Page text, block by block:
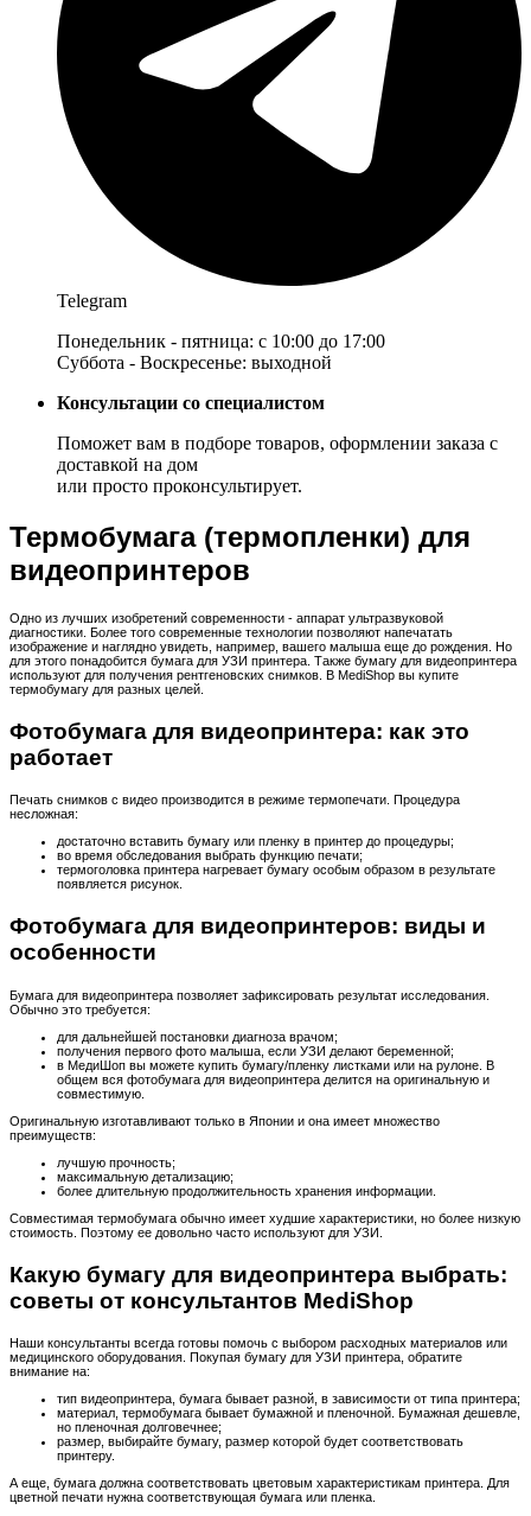
Telegram
Понедельник - пятница: с 10:00 до 17:00
Суббота - Воскресенье: выходной
Консультации со специалистом
Поможет вам в подборе товаров, оформлении заказа с
доставкой на дом
или просто проконсультирует.
Термобумага (термопленки) для
видеопринтеров
Одно из лучших изобретений современности - аппарат ультразвуковой
диагностики. Более того современные технологии позволяют напечатать
изображение и наглядно увидеть, например, вашего малыша еще до рождения. Но
для этого понадобится бумага для УЗИ принтера. Также бумагу для видеопринтера
используют для получения рентгеновских снимков. В MediShop вы купите
термобумагу для разных целей.
Фотобумага для видеопринтера: как это
работает
Печать снимков с видео производится в режиме термопечати. Процедура
несложная:
достаточно вставить бумагу или пленку в принтер до процедуры;
во время обследования выбрать функцию печати;
термоголовка принтера нагревает бумагу особым образом в результате
появляется рисунок.
Фотобумага для видеопринтеров: виды и
особенности
Бумага для видеопринтера позволяет зафиксировать результат исследования.
Обычно это требуется:
для дальнейшей постановки диагноза врачом;
получения первого фото малыша, если УЗИ делают беременной;
в МедиШоп вы можете купить бумагу/пленку листками или на рулоне. В
общем вся фотобумага для видеопринтера делится на оригинальную и
совместимую.
Оригинальную изготавливают только в Японии и она имеет множество
преимуществ:
лучшую прочность;
максимальную детализацию;
более длительную продолжительность хранения информации.
Совместимая термобумага обычно имеет худшие характеристики, но более низкую
стоимость. Поэтому ее довольно часто используют для УЗИ.
Какую бумагу для видеопринтера выбрать:
советы от консультантов MediShop
Наши консультанты всегда готовы помочь с выбором расходных материалов или
медицинского оборудования. Покупая бумагу для УЗИ принтера, обратите
внимание на:
тип видеопринтера, бумага бывает разной, в зависимости от типа принтера;
материал, термобумага бывает бумажной и пленочной. Бумажная дешевле,
но пленочная долговечнее;
размер, выбирайте бумагу, размер которой будет соответствовать
принтеру.
А еще, бумага должна соответствовать цветовым характеристикам принтера. Для
цветной печати нужна соответствующая бумага или пленка.